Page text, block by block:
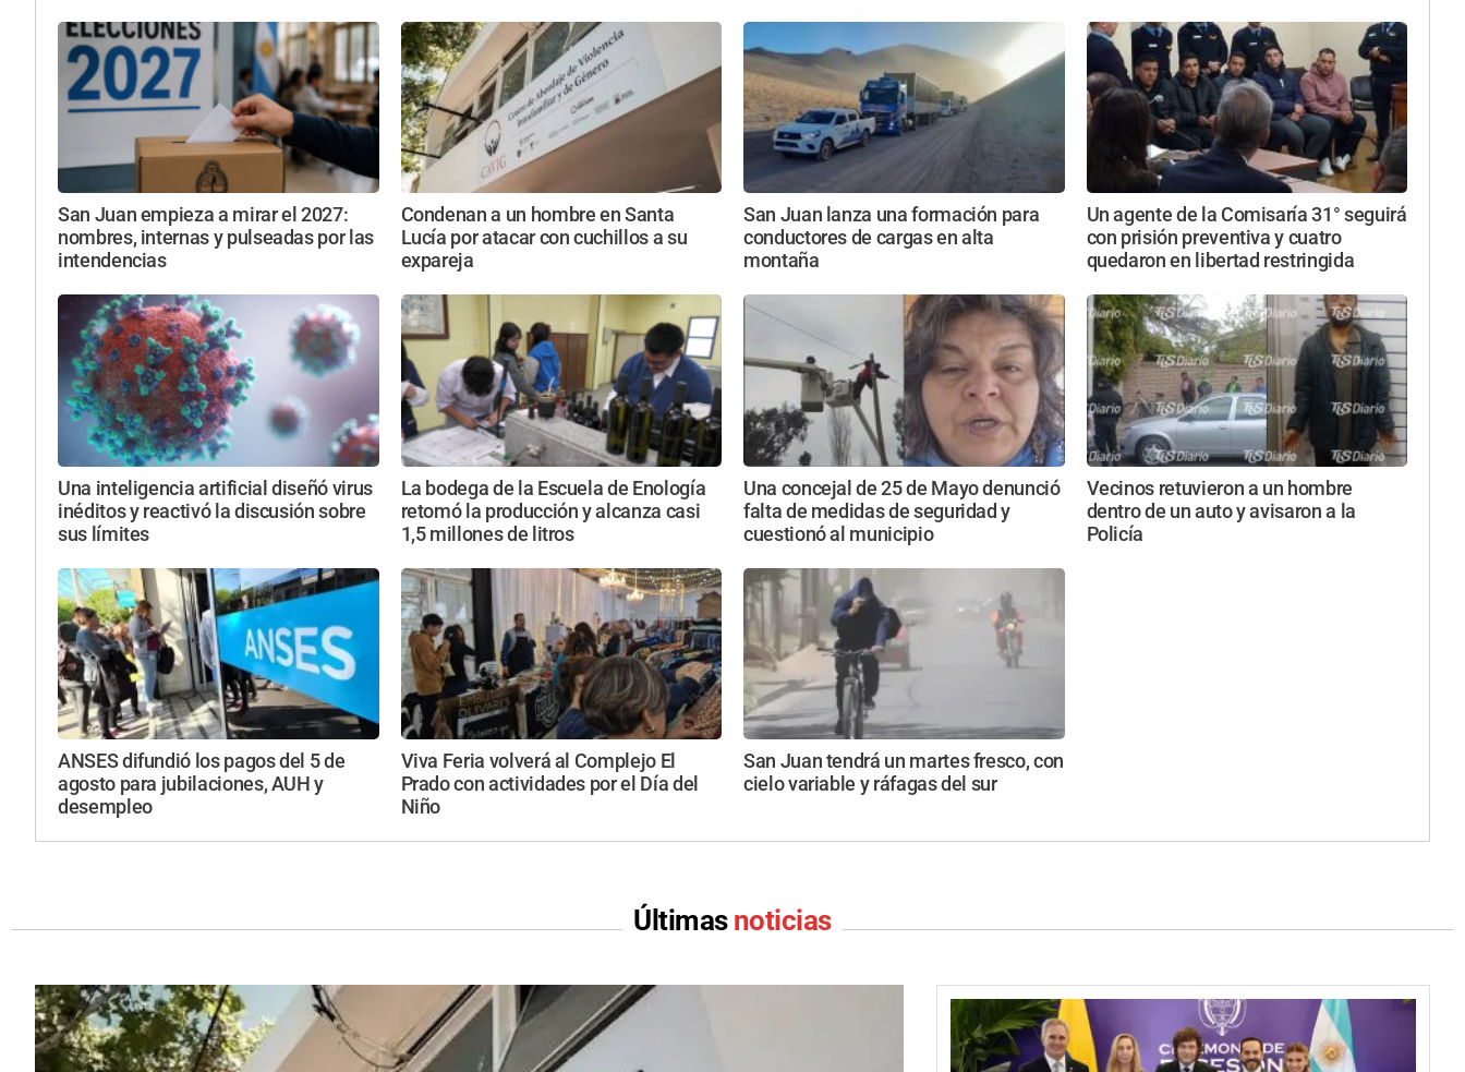
San Juan empieza a mirar el 2027:
nombres, internas y pulseadas por las
intendencias
Condenan a un hombre en Santa
Lucía por atacar con cuchillos a su
expareja
San Juan lanza una formación para
conductores de cargas en alta
montaña
Un agente de la Comisaría 31° seguirá
con prisión preventiva y cuatro
quedaron en libertad restringida
Una inteligencia artificial diseñó virus
inéditos y reactivó la discusión sobre
sus límites
La bodega de la Escuela de Enología
retomó la producción y alcanza casi
1,5 millones de litros
Una concejal de 25 de Mayo denunció
falta de medidas de seguridad y
cuestionó al municipio
Vecinos retuvieron a un hombre
dentro de un auto y avisaron a la
Policía
ANSES difundió los pagos del 5 de
agosto para jubilaciones, AUH y
desempleo
Viva Feria volverá al Complejo El
Prado con actividades por el Día del
Niño
San Juan tendrá un martes fresco, con
cielo variable y ráfagas del sur
Últimas noticias